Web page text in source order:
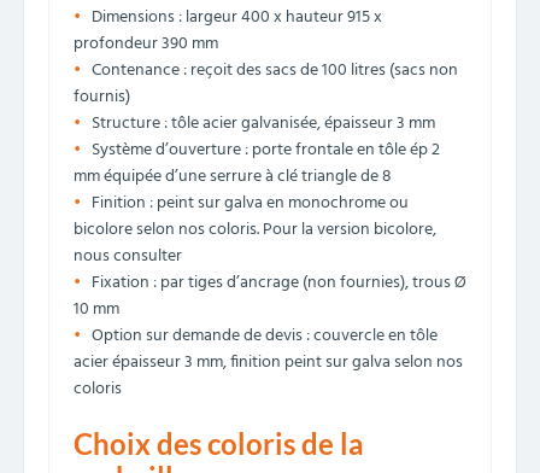
Dimensions : largeur 400 x hauteur 915 x
profondeur 390 mm
Contenance : reçoit des sacs de 100 litres (sacs non
fournis)
Structure : tôle acier galvanisée, épaisseur 3 mm
Système d’ouverture : porte frontale en tôle ép 2
mm équipée d’une serrure à clé triangle de 8
Finition : peint sur galva en monochrome ou
bicolore selon nos coloris. Pour la version bicolore,
nous consulter
Fixation : par tiges d’ancrage (non fournies), trous Ø
10 mm
Option sur demande de devis : couvercle en tôle
acier épaisseur 3 mm, finition peint sur galva selon nos
coloris
Choix des coloris de la